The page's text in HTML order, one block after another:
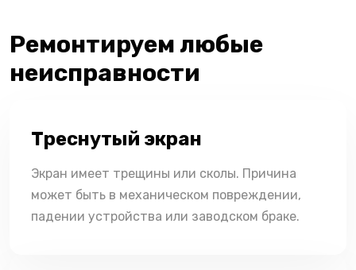
Ремонтируем любые
неисправности
Треснутый экран
Экран имеет трещины или сколы. Причина
может быть в механическом повреждении,
падении устройства или заводском браке.